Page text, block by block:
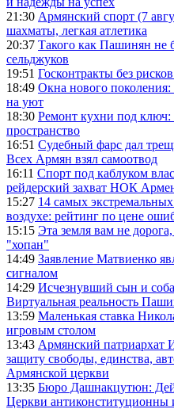
21:30 Армянский спорт (7
шахматы, легкая атлетика
20:37 Такого как Пашинян не
сельджуков
19:51 Госконтракты без
18:49 Окна нового
на уют
18:30 Ремонт кухни под ключ:
пространство
16:51 Судебный фарс дал
Всех Армян взял самоотвод
16:11 Спорт под каблуком
рейдерский захват НОК
15:27 14 самых
воздухе: рейтинг по цене
15:15 Эта земля вам не
"хопан"
14:49 Заявление Матвиенко
сигналом
14:29 Исчезнувший сын и
Виртуальная реальность
13:59 Маленькая ставка
игровым столом
13:43 Армянский патриархат
защиту свободы, единства,
Армянской церкви
13:35 Бюро Дашнакцутюн:
Церкви антиконституционны